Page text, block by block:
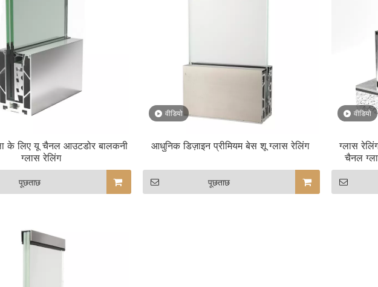
के लिए यू चैनल आउटडोर बालकनी
ग्लास रेलिंग
पूछताछ
वीडियो
आधुनिक डिज़ाइन प्रीमियम बेस शू ग्लास रेलिंग
पूछताछ
वीडियो
ग्लास
चैनल